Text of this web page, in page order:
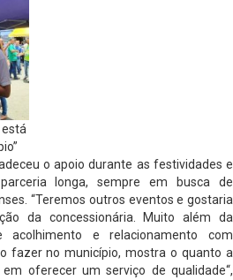
está
o apoio durante as festividades e
longa, sempre em busca de
“Teremos outros eventos e gostaria
da concessionária. Muito além da
acolhimento e relacionamento com
fazer no município, mostra o quanto a
oferecer um serviço de qualidade“,